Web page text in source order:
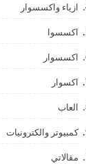
ازياء واكسسوار
اكسسوا
اكسسوار
اكسوار
العاب
كمبيوتر والكترونيات
مقالاتي